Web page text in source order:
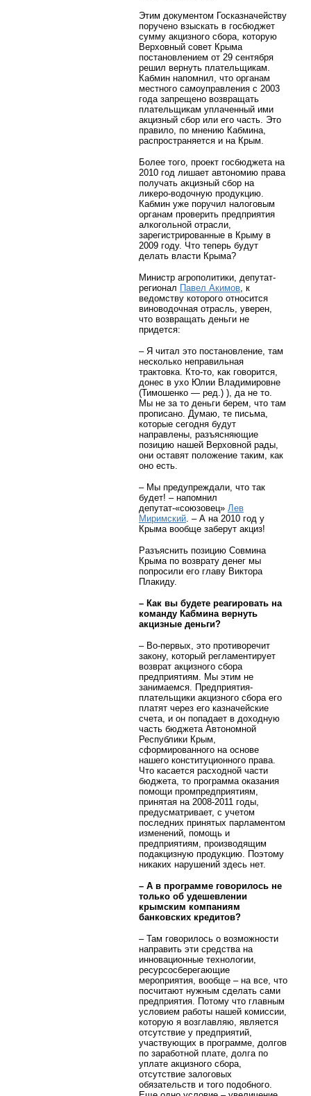
Этим документом Госказначейству
поручено взыскать в госбюджет
сумму акцизного сбора, которую
Верховный совет Крыма
постановлением от 29 сентября
решил вернуть плательщикам.
Кабмин напомнил, что органам
местного самоуправления с 2003
года запрещено возвращать
плательщикам уплаченный ими
акцизный сбор или его часть. Это
правило, по мнению Кабмина,
распространяется и на Крым.
Более того, проект госбюджета на
2010 год лишает автономию права
получать акцизный сбор на
ликеро-водочную продукцию.
Кабмин уже поручил налоговым
органам проверить предприятия
алкогольной отрасли,
зарегистрированные в Крыму в
2009 году. Что теперь будут
делать власти Крыма?
Министр агрополитики, депутат-
регионал Павел Акимов , к
ведомству которого относится
виноводочная отрасль, уверен,
что возвращать деньги не
придется:
– Я читал это постановление, там
несколько неправильная
трактовка. Кто-то, как говорится,
донес в ухо Юлии Владимировне
(Тимошенко — ред.) ), да не то.
Мы не за то деньги берем, что там
прописано. Думаю, те письма,
которые сегодня будут
направлены, разъясняющие
позицию нашей Верховной рады,
они оставят положение таким, как
оно есть.
– Мы предупреждали, что так
будет! – напомнил
депутат-«союзовец» Лев
Миримский . – А на 2010 год у
Крыма вообще заберут акциз!
Разъяснить позицию Совмина
Крыма по возврату денег мы
попросили его главу Виктора
Плакиду.
– Как вы будете реагировать на
команду Кабмина вернуть
акцизные деньги?
– Во-первых, это противоречит
закону, который регламентирует
возврат акцизного сбора
предприятиям. Мы этим не
занимаемся. Предприятия-
плательщики акцизного сбора его
платят через его казначейские
счета, и он попадает в доходную
часть бюджета Автономной
Республики Крым,
сформированного на основе
нашего конституционного права.
Что касается расходной части
бюджета, то программа оказания
помощи промпредприятиям,
принятая на 2008-2011 годы,
предусматривает, с учетом
последних принятых парламентом
изменений, помощь и
предприятиям, производящим
подакцизную продукцию. Поэтому
никаких нарушений здесь нет.
– А в программе говорилось не
только об удешевлении
крымским компаниям
банковских кредитов?
– Там говорилось о возможности
направить эти средства на
инновационные технологии,
ресурсосберегающие
мероприятия, вообще – на все, что
посчитают нужным сделать сами
предприятия. Потому что главным
условием работы нашей комиссии,
которую я возглавляю, является
отсутствие у предприятий,
участвующих в программе, долгов
по заработной плате, долга по
уплате акцизного сбора,
отсутствие залоговых
обязательств и того подобного.